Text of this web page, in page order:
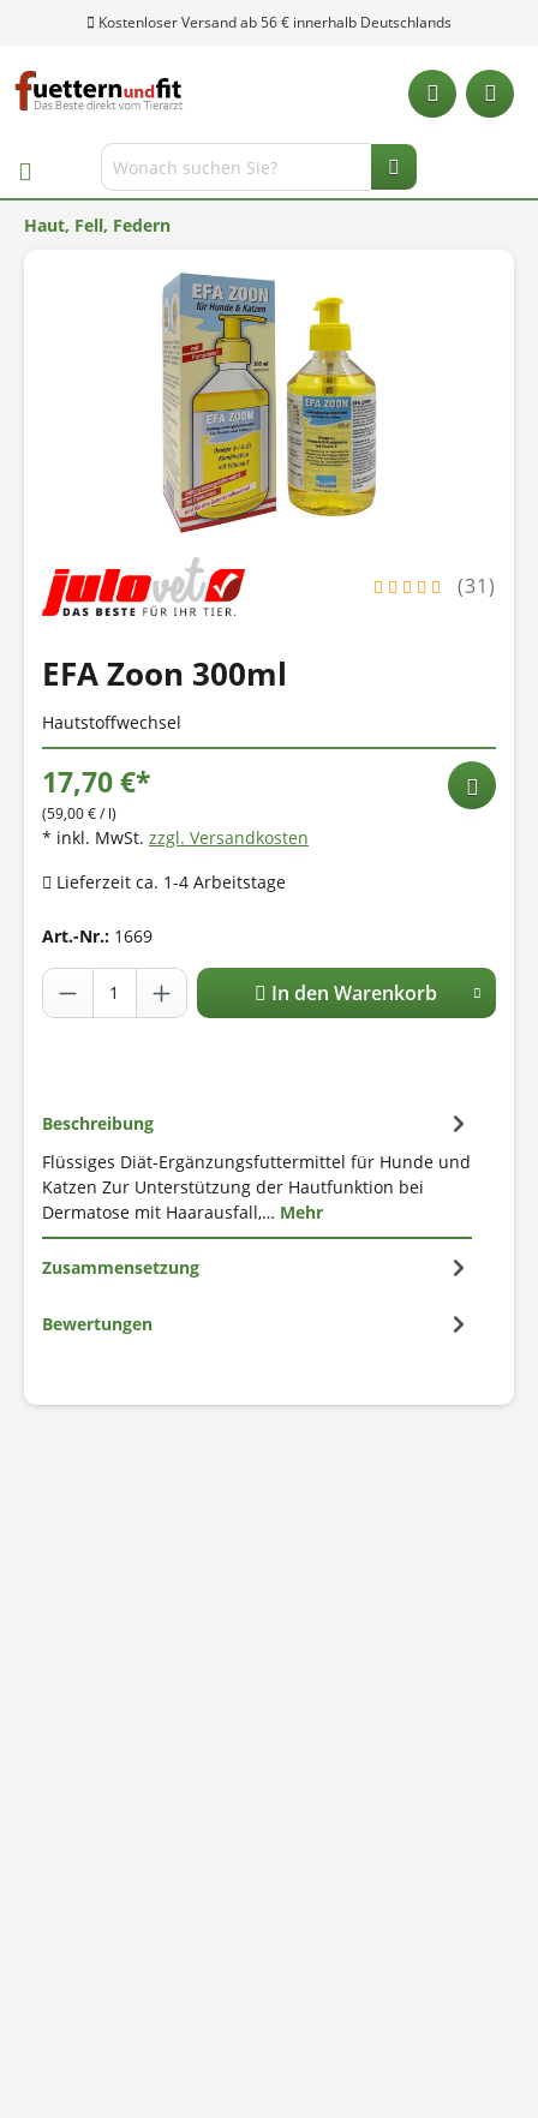
Kostenloser Versand ab 56 € innerhalb Deutschlands
Haut, Fell, Federn
(31)
EFA Zoon 300ml
Hautstoffwechsel
17,70 €*
(59,00 € / l)
* inkl. MwSt. zzgl. Versandkosten
Lieferzeit ca. 1-4 Arbeitstage
Art.-Nr.: 1669
In den Warenkorb
Beschreibung
Flüssiges Diät-Ergänzungsfuttermittel für Hunde und
Katzen Zur Unterstützung der Hautfunktion bei
Dermatose mit Haarausfall,… Mehr
Zusammensetzung
Bewertungen